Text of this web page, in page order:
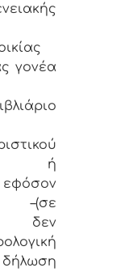
γονέα
ή
–(σε
δεν